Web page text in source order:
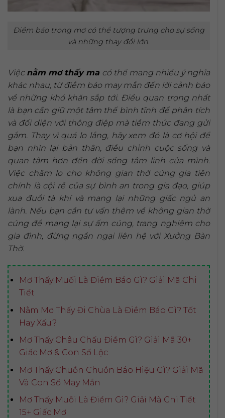
Điềm báo trong mơ có thể tượng trưng cho sự sống
và những thay đổi lớn.
Việc nằm mơ thấy ma có thể mang nhiều ý nghĩa
khác nhau, từ điềm báo may mắn đến lời cảnh báo
về những khó khăn sắp tới. Điều quan trọng nhất
là bạn cần giữ một tâm thế bình tĩnh để phân tích
và đối diện với thông điệp mà tiềm thức đang gửi
gắm. Thay vì quá lo lắng, hãy xem đó là cơ hội để
bạn nhìn lại bản thân, điều chỉnh cuộc sống và
quan tâm hơn đến đời sống tâm linh của mình.
Việc chăm lo cho không gian thờ cúng gia tiên
chính là cội rễ của sự bình an trong gia đạo, giúp
xua đuổi tà khí và mang lại những giấc ngủ an
lành. Nếu bạn cần tư vấn thêm về không gian thờ
cúng để mang lại sự ấm cúng, trang nghiêm cho
gia đình, đừng ngần ngại liên hệ với Xưởng Bàn
Thờ.
Mơ Thấy Muối Là Điềm Báo Gì? Giải Mã Chi
Tiết
Nằm Mơ Thấy Đi Chùa Là Điềm Báo Gì? Tốt
Hay Xấu?
Mơ Thấy Châu Chấu Điềm Gì? Giải Mã 30+
Giấc Mơ & Con Số Lộc
Mơ Thấy Chuồn Chuồn Báo Hiệu Gì? Giải Mã
Và Con Số May Mắn
Mơ Thấy Muỗi Là Điềm Gì? Giải Mã Chi Tiết
15+ Giấc Mơ